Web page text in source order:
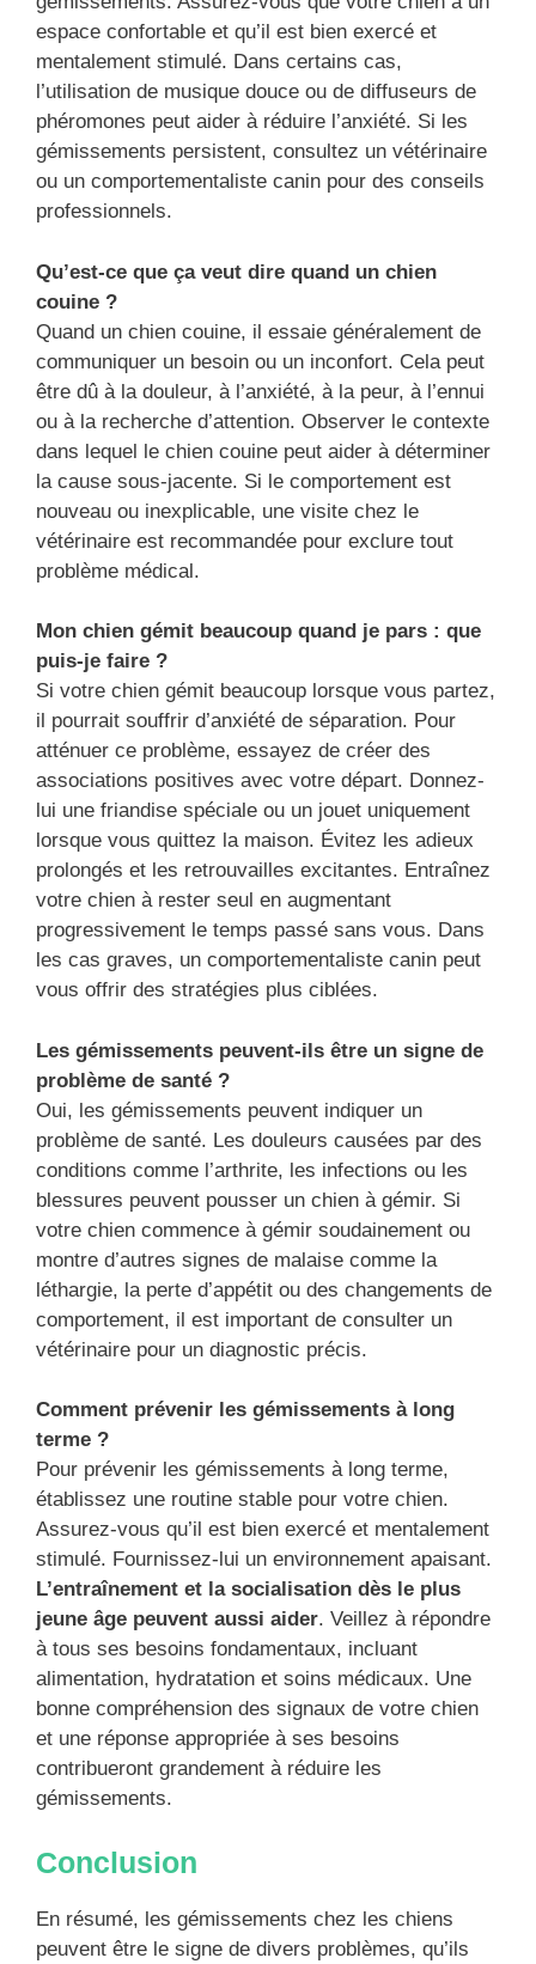
espace confortable et qu’il est bien exercé et
mentalement stimulé. Dans certains cas,
l’utilisation de musique douce ou de diffuseurs de
phéromones peut aider à réduire l’anxiété. Si les
gémissements persistent, consultez un vétérinaire
ou un comportementaliste canin pour des conseils
professionnels.
Qu’est-ce que ça veut dire quand un chien
couine ?
Quand un chien couine, il essaie généralement de
communiquer un besoin ou un inconfort. Cela peut
être dû à la douleur, à l’anxiété, à la peur, à l’ennui
ou à la recherche d’attention. Observer le contexte
dans lequel le chien couine peut aider à déterminer
la cause sous-jacente. Si le comportement est
nouveau ou inexplicable, une visite chez le
vétérinaire est recommandée pour exclure tout
problème médical.
Mon chien gémit beaucoup quand je pars : que
puis-je faire ?
Si votre chien gémit beaucoup lorsque vous partez,
il pourrait souffrir d’anxiété de séparation. Pour
atténuer ce problème, essayez de créer des
associations positives avec votre départ. Donnez-
lui une friandise spéciale ou un jouet uniquement
lorsque vous quittez la maison. Évitez les adieux
prolongés et les retrouvailles excitantes. Entraînez
votre chien à rester seul en augmentant
progressivement le temps passé sans vous. Dans
les cas graves, un comportementaliste canin peut
vous offrir des stratégies plus ciblées.
Les gémissements peuvent-ils être un signe de
problème de santé ?
Oui, les gémissements peuvent indiquer un
problème de santé. Les douleurs causées par des
conditions comme l’arthrite, les infections ou les
blessures peuvent pousser un chien à gémir. Si
votre chien commence à gémir soudainement ou
montre d’autres signes de malaise comme la
léthargie, la perte d’appétit ou des changements de
comportement, il est important de consulter un
vétérinaire pour un diagnostic précis.
Comment prévenir les gémissements à long
terme ?
Pour prévenir les gémissements à long terme,
établissez une routine stable pour votre chien.
Assurez-vous qu’il est bien exercé et mentalement
stimulé. Fournissez-lui un environnement apaisant.
L’entraînement et la socialisation dès le plus
jeune âge peuvent aussi aider. Veillez à répondre
à tous ses besoins fondamentaux, incluant
alimentation, hydratation et soins médicaux. Une
bonne compréhension des signaux de votre chien
et une réponse appropriée à ses besoins
contribueront grandement à réduire les
gémissements.
Conclusion
En résumé, les gémissements chez les chiens
peuvent être le signe de divers problèmes, qu’ils